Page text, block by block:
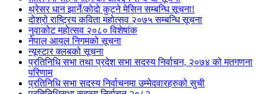
थ्रेसर धान झार्ने/काेदाे कुट्ने मेसिन सम्बन्धि सूचना!
दोश्रो राष्ट्रिय कविता महोत्सव २०७५ सम्बन्धि सूचना
नुवाकोट महोत्सव २०८० विशेषांक
नेपाल आयल निगमको सूचना
न्यूस्टार क्लबको सूचना
प्रतिनिधि सभा तथा प्रदेश सभा सदस्य निर्वाचन, २०७४ को मतगणना
परिणाम
प्रतिनिधि सभा सदस्य निर्वाचनमा उम्मेदवारहरुको सुची